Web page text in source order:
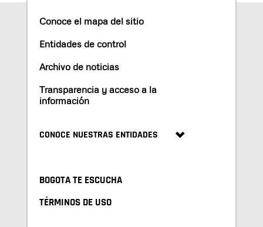
Conoce el mapa del sitio
Entidades de control
Archivo de noticias
Transparencia y acceso a la
información
CONOCE NUESTRAS ENTIDADES
BOGOTA TE ESCUCHA
TÉRMINOS DE USO